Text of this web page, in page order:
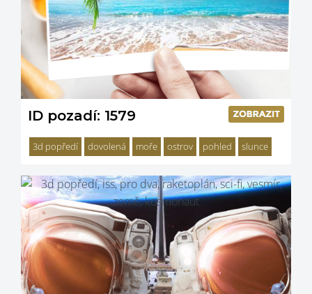
ID pozadí: 1579
3d popředí dovolená moře ostrov pohled slunce